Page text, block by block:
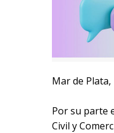
Mar de Plata,
Por su parte
Civil y